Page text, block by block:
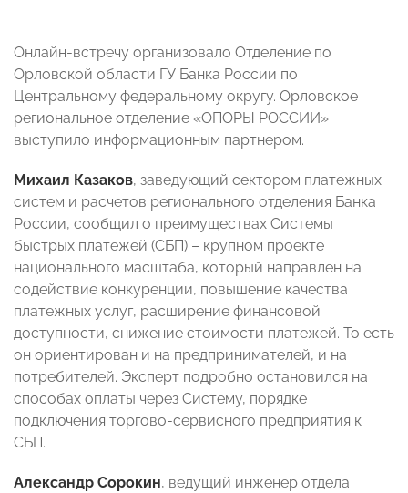
Онлайн-встречу организовало Отделение по
Орловской области ГУ Банка России по
Центральному федеральному округу. Орловское
региональное отделение «ОПОРЫ РОССИИ»
выступило информационным партнером.
Михаил Казаков, заведующий сектором платежных
систем и расчетов регионального отделения Банка
России, сообщил о преимуществах Системы
быстрых платежей (СБП) – крупном проекте
национального масштаба, который направлен на
содействие конкуренции, повышение качества
платежных услуг, расширение финансовой
доступности, снижение стоимости платежей. То есть
он ориентирован и на предпринимателей, и на
потребителей. Эксперт подробно остановился на
способах оплаты через Систему, порядке
подключения торгово-сервисного предприятия к
СБП.
Александр Сорокин, ведущий инженер отдела